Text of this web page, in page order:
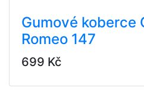
Gumové koberce
Romeo 147
699 Kč